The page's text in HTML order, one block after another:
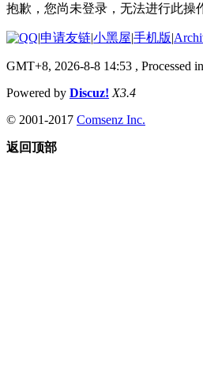
抱歉，您尚未登录，无法进行此操
|申请友链|小黑屋|手机版|
GMT+8, 2026-8-8 14:53 , Processed
Powered by Discuz! X3.4
© 2001-2017 Comsenz Inc.
返回顶部